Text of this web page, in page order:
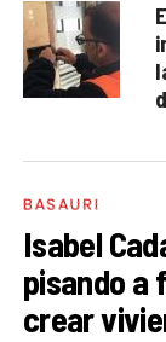
BASAURI
Isabel
pisando a
crear